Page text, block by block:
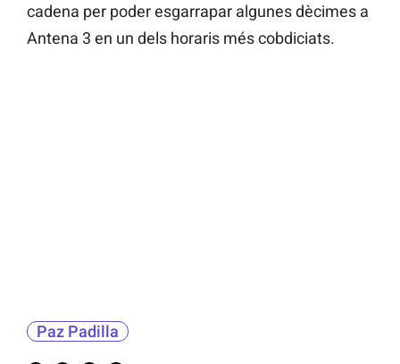
cadena per poder esgarrapar algunes dècimes a
Antena 3 en un dels horaris més cobdiciats.
Paz Padilla